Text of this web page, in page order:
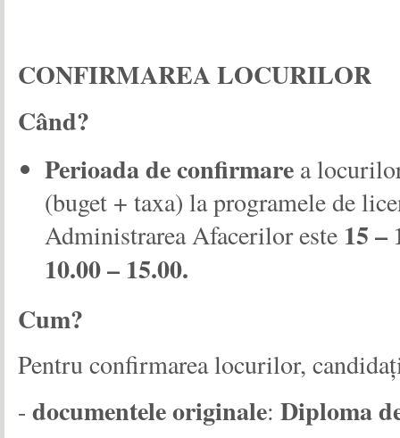
CONFIRMAREA LOCURILOR
Când?
Perioada de confirmare a
(buget + taxa) la programele de
Administrarea Afacerilor este 15 –
10.00 – 15.00.
Cum?
Pentru confirmarea locurilor,
- documentele originale: Diploma